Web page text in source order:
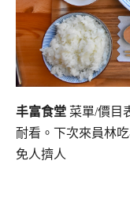
丰富食堂 菜單/價目
耐看。下次來員林吃
免人擠人